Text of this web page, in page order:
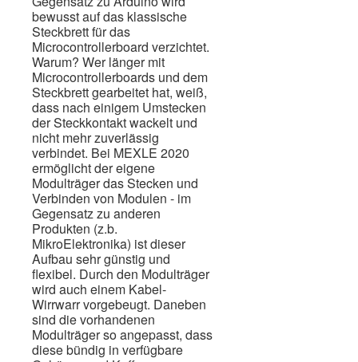
bewusst auf das klassische
Steckbrett für das
Microcontrollerboard verzichtet.
Warum? Wer länger mit
Microcontrollerboards und dem
Steckbrett gearbeitet hat, weiß,
dass nach einigem Umstecken
der Steckkontakt wackelt und
nicht mehr zuverlässig
verbindet. Bei MEXLE 2020
ermöglicht der eigene
Modulträger das Stecken und
Verbinden von Modulen - im
Gegensatz zu anderen
Produkten (z.b.
MikroElektronika) ist dieser
Aufbau sehr günstig und
flexibel. Durch den Modulträger
wird auch einem Kabel-
Wirrwarr vorgebeugt. Daneben
sind die vorhandenen
Modulträger so angepasst, dass
diese bündig in verfügbare